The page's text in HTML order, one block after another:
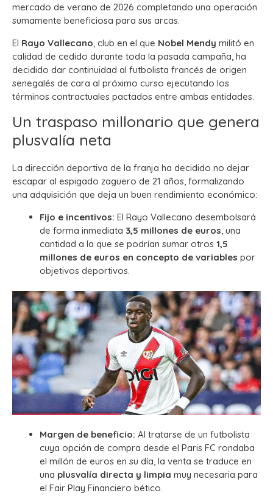
mercado de verano de 2026 completando una operación
sumamente beneficiosa para sus arcas.
El Rayo Vallecano, club en el que Nobel Mendy militó en
calidad de cedido durante toda la pasada campaña, ha
decidido dar continuidad al futbolista francés de origen
senegalés de cara al próximo curso ejecutando los
términos contractuales pactados entre ambas entidades.
Un traspaso millonario que genera
plusvalía neta
La dirección deportiva de la franja ha decidido no dejar
escapar al espigado zaguero de 21 años, formalizando
una adquisición que deja un buen rendimiento económico:
Fijo e incentivos: El Rayo Vallecano desembolsará
de forma inmediata 3,5 millones de euros, una
cantidad a la que se podrían sumar otros 1,5
millones de euros en concepto de variables por
objetivos deportivos.
Margen de beneficio: Al tratarse de un futbolista
cuya opción de compra desde el Paris FC rondaba
el millón de euros en su día, la venta se traduce en
una plusvalía directa y limpia muy necesaria para
el Fair Play Financiero bético.